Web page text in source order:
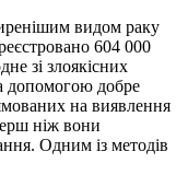
видом раку
604 000
зі злоякісних
допомогою добре
на виявлення
ніж вони
Одним із методів